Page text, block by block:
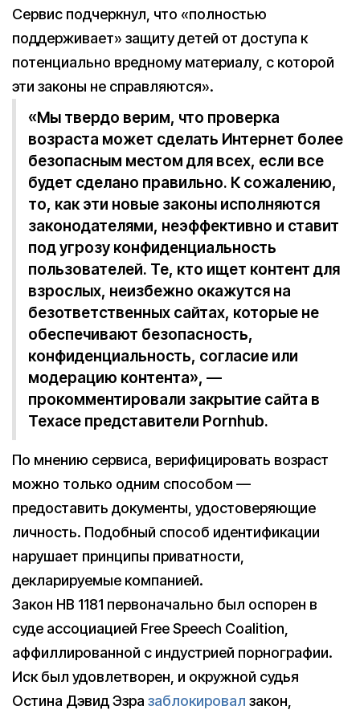
Сервис подчеркнул, что «полностью
поддерживает» защиту детей от доступа к
потенциально вредному материалу, с которой
эти законы не справляются».
«Мы твердо верим, что проверка
возраста может сделать Интернет более
безопасным местом для всех, если все
будет сделано правильно. К сожалению,
то, как эти новые законы исполняются
законодателями, неэффективно и ставит
под угрозу конфиденциальность
пользователей. Те, кто ищет контент для
взрослых, неизбежно окажутся на
безответственных сайтах, которые не
обеспечивают безопасность,
конфиденциальность, согласие или
модерацию контента», —
прокомментировали закрытие сайта в
Техасе представители Pornhub.
По мнению сервиса, верифицировать возраст
можно только одним способом —
предоставить документы, удостоверяющие
личность. Подобный способ идентификации
нарушает принципы приватности,
декларируемые компанией.
Закон HB 1181 первоначально был оспорен в
суде ассоциацией Free Speech Coalition,
аффиллированной с индустрией порнографии.
Иск был удовлетворен, и окружной судья
Остина Дэвид Эзра заблокировал закон,